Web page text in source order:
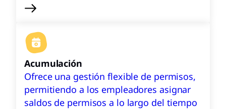
Acumulación
Ofrece una gestión flexible de permisos,
permitiendo a los empleadores asignar
saldos de permisos a lo largo del tiempo